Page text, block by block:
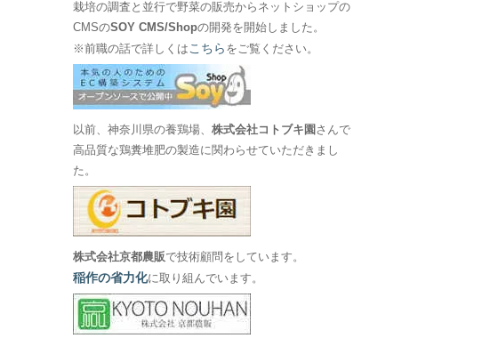
栽培の調査と並行で野菜の販売からネットショップの
CMSのSOY CMS/Shopの開発を開始しました。
※前職の話で詳しくは こちら をご覧ください。
以前、神奈川県の養鶏場、株式会社コトブキ園 さんで
高品質な鶏糞堆肥の製造に関わらせていただきまし
た。
株式会社京都農販で技術顧問をしています。
稲作の省力化に取り組んでいます。